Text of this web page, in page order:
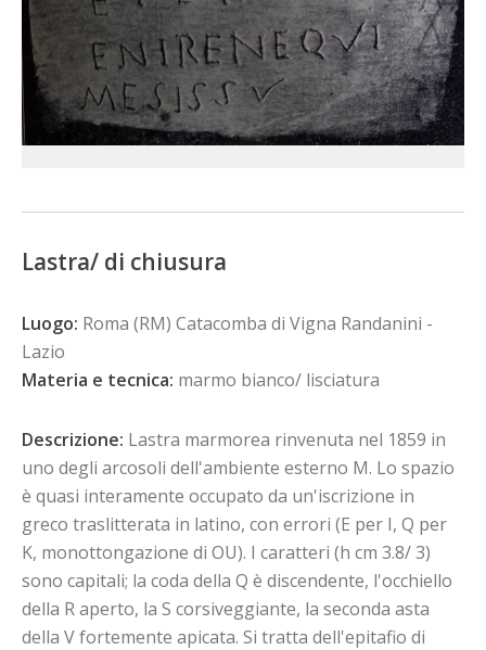
Lastra/ di chiusura
Luogo: Roma (RM) Catacomba di Vigna Randanini -
Lazio
Materia e tecnica: marmo bianco/ lisciatura
Descrizione: Lastra marmorea rinvenuta nel 1859 in
uno degli arcosoli dell'ambiente esterno M. Lo spazio
è quasi interamente occupato da un'iscrizione in
greco traslitterata in latino, con errori (E per I, Q per
K, monottongazione di OU). I caratteri (h cm 3.8/ 3)
sono capitali; la coda della Q è discendente, l'occhiello
della R aperto, la S corsiveggiante, la seconda asta
della V fortemente apicata. Si tratta dell'epitafio di